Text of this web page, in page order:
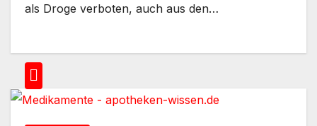
als Droge verboten, auch aus den…